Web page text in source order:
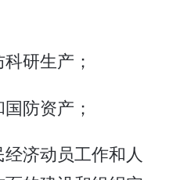
研生产；
防资产；
经济动员工作和人